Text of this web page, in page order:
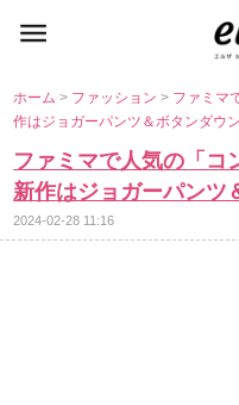
ホーム> ファッション> ファミマ
作はジョガーパンツ＆ボタンダウ
ファミマで人気の「コ
新作はジョガーパンツ
2024-02-28 11:16